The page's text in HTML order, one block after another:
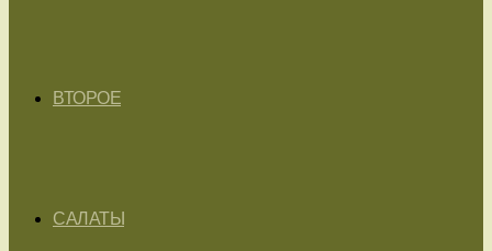
ВТОРОЕ
САЛАТЫ